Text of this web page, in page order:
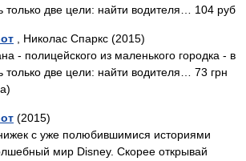
только две цели: найти водителя… 104 руб
, Николас Спаркс (2015)
- полицейского из маленького городка - в
только две цели: найти водителя… 73 грн
(2015)
с уже полюбившимися историями
мир Disney. Скорее открывай